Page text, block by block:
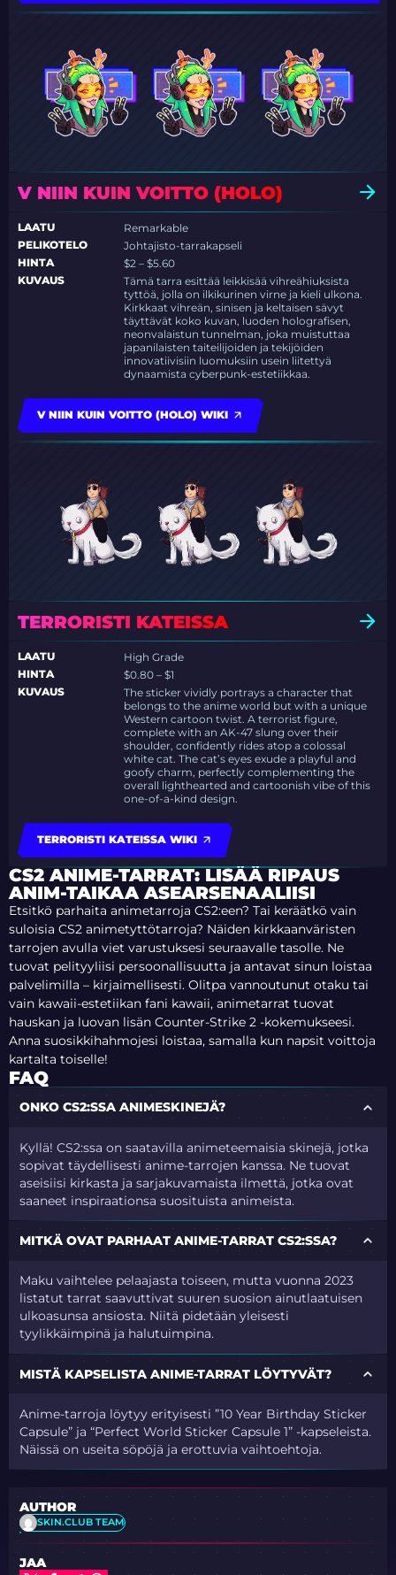
V NIIN KUIN VOITTO (HOLO)
LAATU
Remarkable
PELIKOTELO
Johtajisto-tarrakapseli
HINTA
$2 – $5.60
KUVAUS
Tämä tarra esittää leikkisää vihreähiuksista
tyttöä, jolla on ilkikurinen virne ja kieli ulkona.
Kirkkaat vihreän, sinisen ja keltaisen sävyt
täyttävät koko kuvan, luoden holografisen,
neonvalaistun tunnelman, joka muistuttaa
japanilaisten taiteilijoiden ja tekijöiden
innovatiivisiin luomuksiin usein liitettyä
dynaamista cyberpunk-estetiikkaa.
V NIIN KUIN VOITTO (HOLO) WIKI
TERRORISTI KATEISSA
LAATU
High Grade
HINTA
$0.80 – $1
KUVAUS
The sticker vividly portrays a character that
belongs to the anime world but with a unique
Western cartoon twist. A terrorist figure,
complete with an AK-47 slung over their
shoulder, confidently rides atop a colossal
white cat. The cat’s eyes exude a playful and
goofy charm, perfectly complementing the
overall lighthearted and cartoonish vibe of this
one-of-a-kind design.
TERRORISTI KATEISSA WIKI
CS2 ANIME-TARRAT: LISÄÄ RIPAUS
ANIM-TAIKAA ASEARSENAALIISI
Etsitkö parhaita animetarroja CS2:een? Tai keräätkö vain
suloisia CS2 animetyttötarroja? Näiden kirkkaanväristen
tarrojen avulla viet varustuksesi seuraavalle tasolle. Ne
tuovat pelityyliisi persoonallisuutta ja antavat sinun loistaa
palvelimilla – kirjaimellisesti. Olitpa vannoutunut otaku tai
vain kawaii-estetiikan fani kawaii, animetarrat tuovat
hauskan ja luovan lisän Counter-Strike 2 -kokemukseesi.
Anna suosikkihahmojesi loistaa, samalla kun napsit voittoja
kartalta toiselle!
FAQ
ONKO CS2:SSA ANIMESKINEJÄ?
Kyllä! CS2:ssa on saatavilla animeteemaisia skinejä, jotka
sopivat täydellisesti anime-tarrojen kanssa. Ne tuovat
aseisiisi kirkasta ja sarjakuvamaista ilmettä, jotka ovat
saaneet inspiraationsa suosituista animeista.
MITKÄ OVAT PARHAAT ANIME-TARRAT CS2:SSA?
Maku vaihtelee pelaajasta toiseen, mutta vuonna 2023
listatut tarrat saavuttivat suuren suosion ainutlaatuisen
ulkoasunsa ansiosta. Niitä pidetään yleisesti
tyylikkäimpinä ja halutuimpina.
MISTÄ KAPSELISTA ANIME-TARRAT LÖYTYVÄT?
Anime-tarroja löytyy erityisesti ”10 Year Birthday Sticker
Capsule” ja “Perfect World Sticker Capsule 1” -kapseleista.
Näissä on useita söpöjä ja erottuvia vaihtoehtoja.
AUTHOR
SKIN.CLUB TEAM
JAA